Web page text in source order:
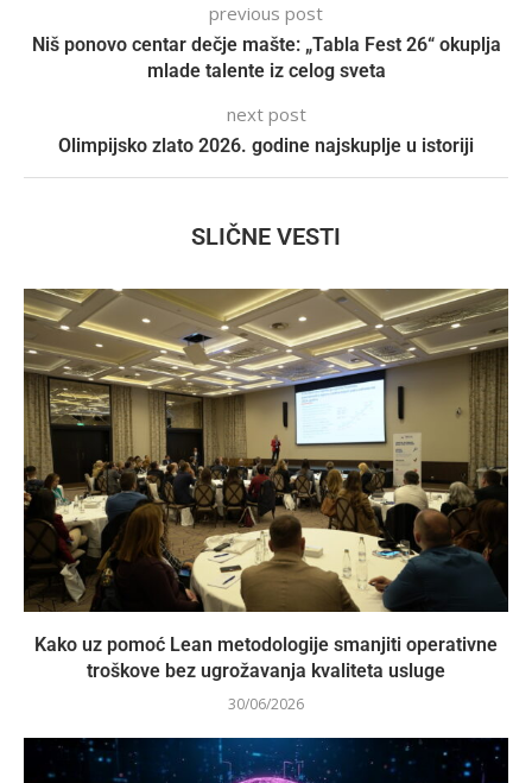
previous post
Niš ponovo centar dečje mašte: „Tabla Fest 26“ okuplja
mlade talente iz celog sveta
next post
Olimpijsko zlato 2026. godine najskuplje u istoriji
SLIČNE VESTI
Kako uz pomoć Lean metodologije smanjiti operativne
troškove bez ugrožavanja kvaliteta usluge
30/06/2026